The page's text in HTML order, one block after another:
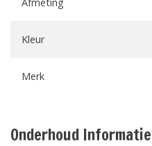
Kleur
Merk
Onderhoud Informatie